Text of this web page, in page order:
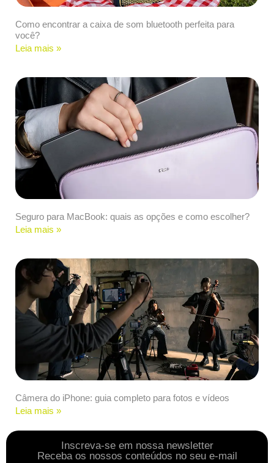
Como encontrar a caixa de som bluetooth perfeita para
você?
Leia mais »
Seguro para MacBook: quais as opções e como escolher?
Leia mais »
Câmera do iPhone: guia completo para fotos e vídeos
Leia mais »
Inscreva-se em nossa newsletter
Receba os nossos conteúdos no seu e-mail